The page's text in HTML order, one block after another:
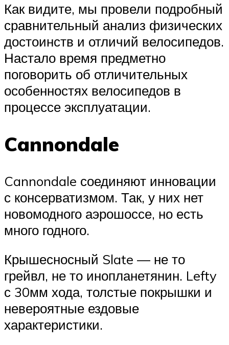
Как видите, мы провели подробный
сравнительный анализ физических
достоинств и отличий велосипедов.
Настало время предметно
поговорить об отличительных
особенностях велосипедов в
процессе эксплуатации.
Cannondale
Cannondale соединяют инновации
с консерватизмом. Так, у них нет
новомодного аэрошоссе, но есть
много годного.
Крышесносный Slate — не то
грейвл, не то инопланетянин. Lefty
с 30мм хода, толстые покрышки и
невероятные ездовые
характеристики.